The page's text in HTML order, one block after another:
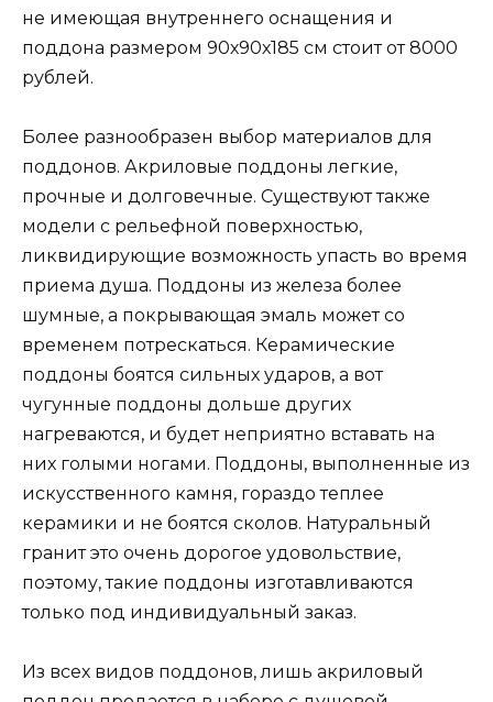
не имеющая внутреннего оснащения и
поддона размером 90х90х185 см стоит от 8000
рублей.
Более разнообразен выбор материалов для
поддонов. Акриловые поддоны легкие,
прочные и долговечные. Существуют также
модели с рельефной поверхностью,
ликвидирующие возможность упасть во время
приема душа. Поддоны из железа более
шумные, а покрывающая эмаль может со
временем потрескаться. Керамические
поддоны боятся сильных ударов, а вот
чугунные поддоны дольше других
нагреваются, и будет неприятно вставать на
них голыми ногами. Поддоны, выполненные из
искусственного камня, гораздо теплее
керамики и не боятся сколов. Натуральный
гранит это очень дорогое удовольствие,
поэтому, такие поддоны изготавливаются
только под индивидуальный заказ.
Из всех видов поддонов, лишь акриловый